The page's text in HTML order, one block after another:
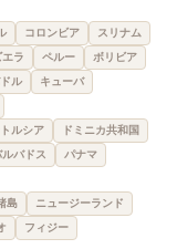
コロンビア
スリナム
ラ ペルー ボリビア
ル
キューバ
ルシア
ドミニカ共和国
ルバドス
パナマ
島
ニュージーランド
フィジー